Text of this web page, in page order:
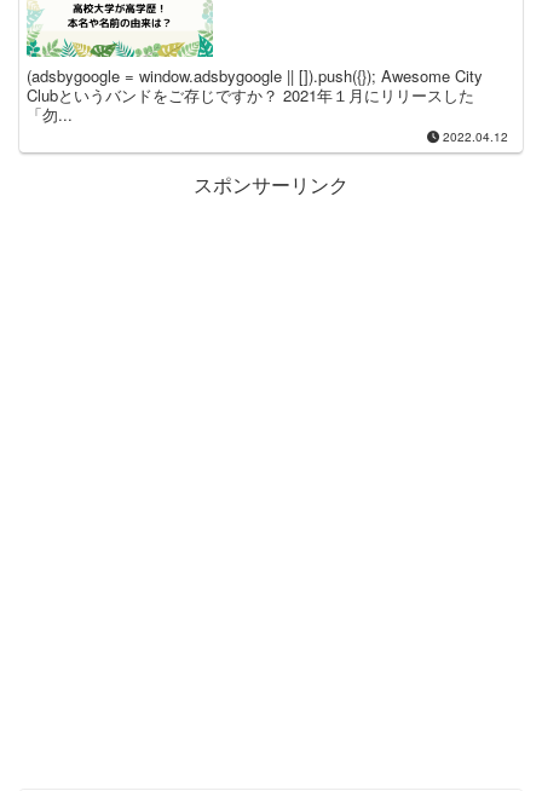
(adsbygoogle = window.adsbygoogle || []).push({}); Awesome City
Clubというバンドをご存じですか？ 2021年１月にリリースした
「勿...
2022.04.12
スポンサーリンク